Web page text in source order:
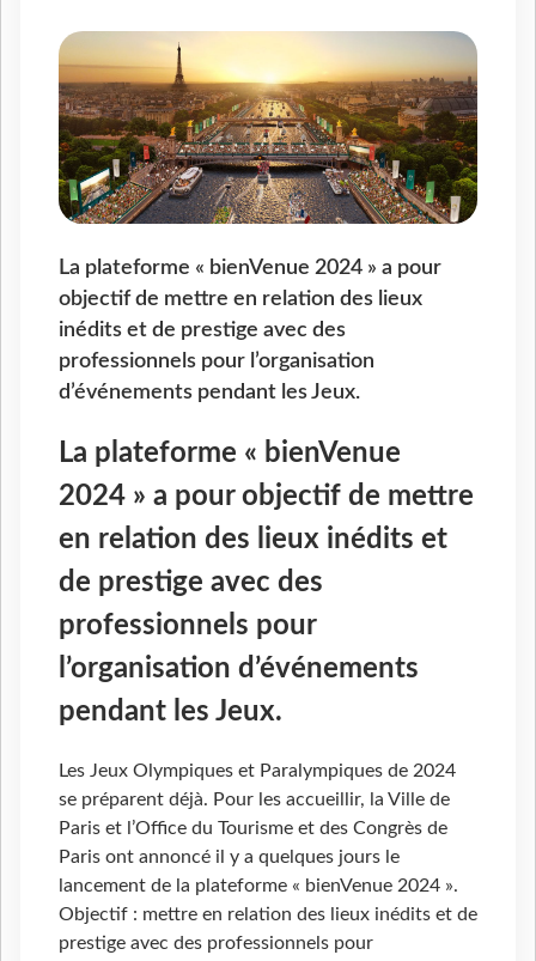
La plateforme « bienVenue 2024 » a pour
objectif de mettre en relation des lieux
inédits et de prestige avec des
professionnels pour l’organisation
d’événements pendant les Jeux.
La plateforme « bienVenue
2024 » a pour objectif de mettre
en relation des lieux inédits et
de prestige avec des
professionnels pour
l’organisation d’événements
pendant les Jeux.
Les Jeux Olympiques et Paralympiques de 2024
se préparent déjà. Pour les accueillir, la Ville de
Paris et l’Office du Tourisme et des Congrès de
Paris ont annoncé il y a quelques jours le
lancement de la plateforme « bienVenue 2024 ».
Objectif : mettre en relation des lieux inédits et de
prestige avec des professionnels pour